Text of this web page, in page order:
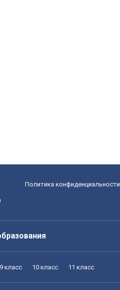
Политика конфиденциальности
9 класс 10 класс 11 класс